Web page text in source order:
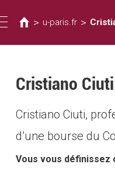
Toggle
navigation
êtes
ici
> u-paris.fr >
Cristiano Ciuti
Cristiano Ciuti,
d’une bourse du
Vous vous définissez